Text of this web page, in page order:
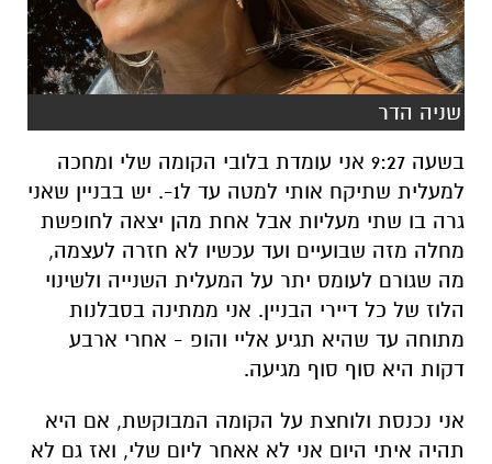
שניה הדר
בשעה 9:27 אני עומדת
בלובי הקומה שלי ומחכה
למעלית שתיקח אותי למטה עד ל1-. יש בבניין שאני
גרה בו שתי מעליות אבל אחת מהן יצאה לחופשת
מחלה מזה שבועיים ועד עכשיו לא חזרה לעצמה,
מה שגורם לעומס יתר על המעלית השנייה ולשינוי
הלוז של כל דיירי הבניין. אני ממתינה בסבלנות
מתוחה עד שהיא תגיע אליי והופ - אחרי ארבע
דקות היא סוף סוף מגיעה.
אני נכנסת ולוחצת על הקומה המבוקשת, אם היא
תהיה איתי היום אני לא אאחר ליום שלי, ואז גם לא